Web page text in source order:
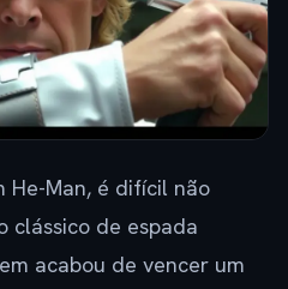
He-Man, é difícil não
clássico de espada
acabou de vencer um